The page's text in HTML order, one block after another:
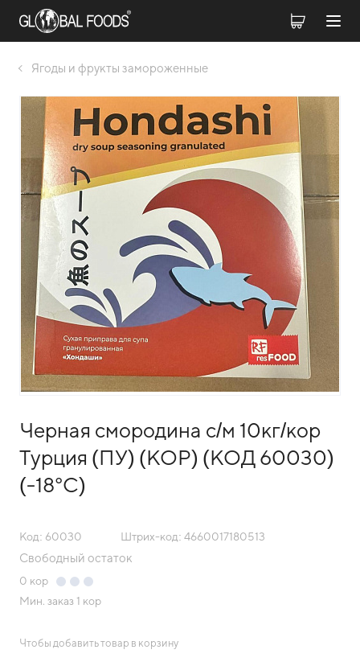
Ягоды и фрукты замороженные
Черная смородина с/м 10кг/кор
Турция (ПУ) (КОР) (КОД 60030)
(-18°С)
Код: 60030 Штрих-код: 4660017180513
Свободный остаток
0 кор
Мин. заказ 1 кор
Чтобы добавить товар в корзину